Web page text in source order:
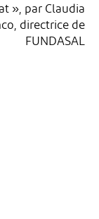
», par Claudia
directrice de
FUNDASAL